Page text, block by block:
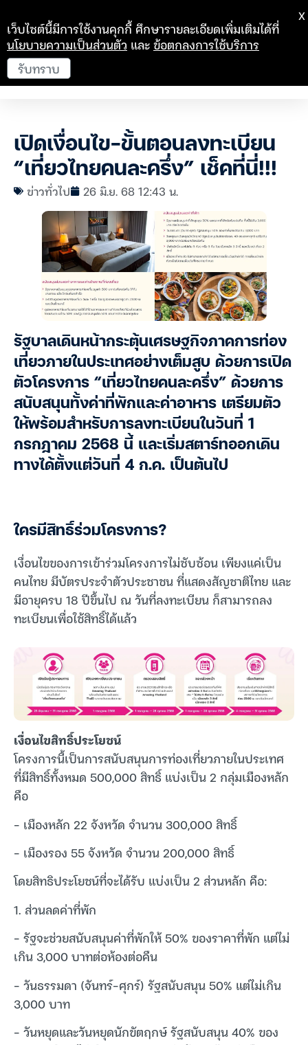
เปิดเงื่อนไข-ขั้นตอนลงทะเบียน
“เที่ยวไทยคนละครึ่ง” เช็คที่นี่!!!
ข่าวทั่วไป 26 มิ.ย. 68 12:43 น.
รัฐบาลเดินหน้ากระตุ้นเศรษฐกิจภาคการท่อง
เที่ยวภายในประเทศอย่างเต็มสูบ ด้วยการเปิด
ตัวโครงการ “เที่ยวไทยคนละครึ่ง” ด้วยการ
สนับสนุนทั้งค่าที่พักและค่าอาหาร เตรียมตัว
ให้พร้อมสำหรับการลงทะเบียนในวันที่ 1
กรกฎาคม 2568 นี้ และเริ่มสตาร์ทออกเดิน
ทางได้ตั้งแต่วันที่ 4 ก.ค. เป็นต้นไป
ใครมีสิทธิ์ร่วมโครงการ?
เงื่อนไขของการเข้าร่วมโครงการไม่ซับซ้อน เพียงแค่เป็น
คนไทย มีบัตรประจำตัวประชาชน ที่แสดงสัญชาติไทย และ
มีอายุครบ 18 ปีขึ้นไป ณ วันที่ลงทะเบียน ก็สามารถลง
ทะเบียนเพื่อใช้สิทธิ์ได้แล้ว
เงื่อนไขสิทธิ์ประโยชน์
โครงการนี้เป็นการสนับสนุนการท่องเที่ยวภายในประเทศ
ที่มีสิทธิ์ทั้งหมด 500,000 สิทธิ์ แบ่งเป็น 2 กลุ่มเมืองหลัก
คือ
– เมืองหลัก 22 จังหวัด จำนวน 300,000 สิทธิ์
– เมืองรอง 55 จังหวัด จำนวน 200,000 สิทธิ์
โดยสิทธิประโยชน์ที่จะได้รับ แบ่งเป็น 2 ส่วนหลัก คือ:
1. ส่วนลดค่าที่พัก
– รัฐจะช่วยสนับสนุนค่าที่พักให้ 50% ของราคาที่พัก แต่ไม่
เกิน 3,000 บาทต่อห้องต่อคืน
– วันธรรมดา (จันทร์-ศุกร์) รัฐสนับสนุน 50% แต่ไม่เกิน
3,000 บาท
– วันหยุดและวันหยุดนักขัตฤกษ์ รัฐสนับสนุน 40% ของ
เว็บไซต์นี้มีการใช้งานคุกกี้ ศึกษารายละเอียดเพิ่มเติมได้ที่
นโยบายความเป็นส่วนตัว และข้อตกลงการใช้บริการ
รับทราบ
X